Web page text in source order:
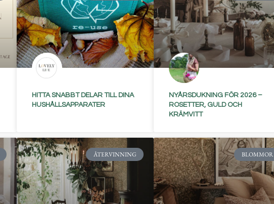
HITTA SNABBT DELAR TILL DINA
HUSHÅLLSAPPARATER
NYÅRSDUKNING FÖR 2026 –
ROSETTER, GULD OCH
KRÄMVITT
ÅTERVINNING BLOMMOR